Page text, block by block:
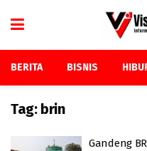
BERITA BISNIS
Tag: brin
Gandeng